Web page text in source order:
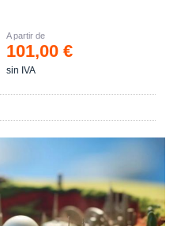
A partir de
101,00 €
sin IVA